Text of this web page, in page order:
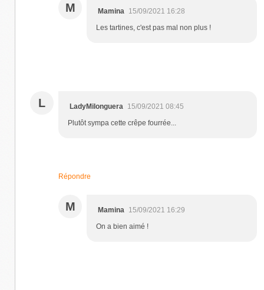
M Mamina
15/09/2021 16:28
Les tartines, c'est pas mal non plus !
L LadyMilonguera
15/09/2021 08:45
Plutôt sympa cette crêpe fourrée...
Répondre
M Mamina
15/09/2021 16:29
On a bien aimé !